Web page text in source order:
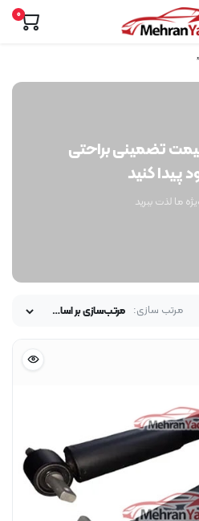
0
تضمینی براحتی
پیدا کنید
ما لذت ببرید
مرتب سازی: